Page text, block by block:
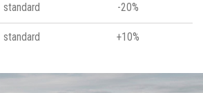
standard -20%
standard +10%